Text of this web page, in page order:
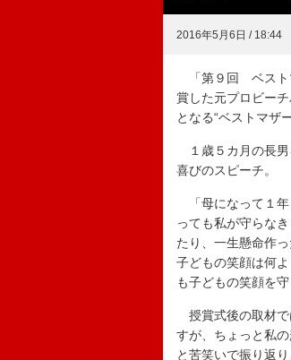
2016年5月6日 / 18:44
「第９回 ベスト
賞した元プロビー
となる“ベストマザ
１歳５カ月の長男
喜びのスピーチ。
「母になって１年
っても私が守らな
たり、一生懸命作
子どもの笑顔は何
も子どもの笑顔を
授賞式後の取材で
すが、ちょっと私
と苦笑いで振り返